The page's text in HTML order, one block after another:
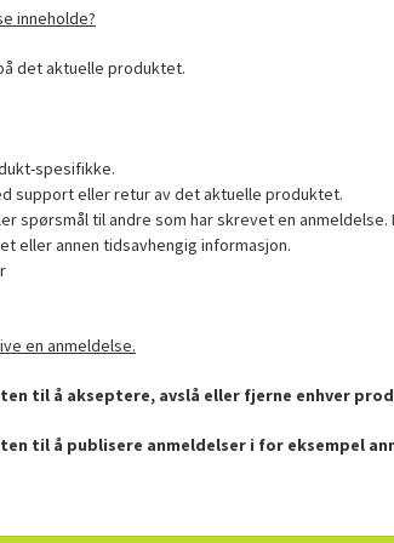
inneholde?
det aktuelle produktet.
spesifikke.
support eller retur av det aktuelle produktet.
spørsmål til andre som har skrevet en
eller annen tidsavhengig informasjon.
en anmeldelse.
til å akseptere, avslå eller fjerne enhver
til å publisere anmeldelser i for eksempel